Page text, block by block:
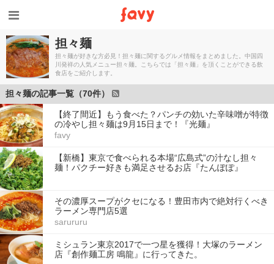
担々麺
担々麺が好きな方必見！担々麺に関するグルメ情報をまとめました。中国四
川発祥の人気メニュー担々麺。こちらでは「担々麺」を頂くことができる飲
食店をご紹介します。
担々麺の記事一覧（70件）
【終了間近】もう食べた？パンチの効いた辛味噌が特徴
の冷やし担々麺は9月15日まで！『光麺』
favy
【新橋】東京で食べられる本場“広島式”の汁なし担々
麺！パクチー好きも満足させるお店『たんぽぽ』
その濃厚スープがクセになる！豊田市内で絶対行くべき
ラーメン専門店5選
sarururu
ミシュラン東京2017で一つ星を獲得！大塚のラーメン
店『創作麺工房 鳴龍』に行ってきた。